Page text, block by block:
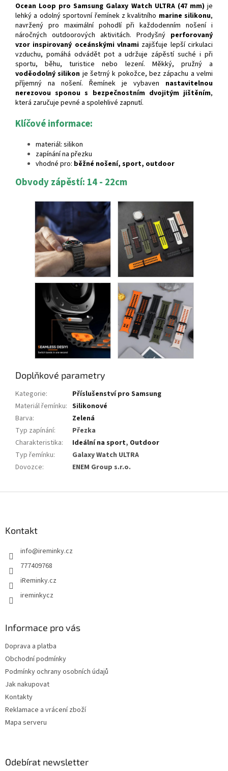
Ocean Loop pro Samsung Galaxy Watch ULTRA (47 mm) je
lehký a odolný sportovní řemínek z kvalitního marine silikonu,
navržený pro maximální pohodlí při každodenním nošení i
náročných outdoorových aktivitách. Prodyšný perforovaný
vzor inspirovaný oceánskými vlnami zajišťuje lepší cirkulaci
vzduchu, pomáhá odvádět pot a udržuje zápěstí suché i při
sportu, běhu, turistice nebo lezení. Měkký, pružný a
voděodolný silikon je šetrný k pokožce, bez zápachu a velmi
příjemný na nošení. Řemínek je vybaven nastavitelnou
nerezovou sponou s bezpečnostním dvojitým jištěním,
která zaručuje pevné a spolehlivé zapnutí.
Klíčové informace:
materiál: silikon
zapínání na přezku
vhodné pro: běžné nošení, sport, outdoor
Obvody zápěstí: 14 - 22cm
Doplňkové parametry
Kategorie:
Příslušenství pro Samsung
Materiál řemínku: Silikonové
Barva:
Zelená
Typ zapínání:
Přezka
Charakteristika: Ideální na sport, Outdoor
Typ řemínku:
Galaxy Watch ULTRA
Dovozce: ENEM Group s.r.o.
Kontakt
info@ireminky.cz
777409768
iReminky.cz
ireminkycz
Informace pro vás
Doprava a platba
Obchodní podmínky
Podmínky ochrany osobních údajů
Jak nakupovat
Kontakty
Reklamace a vrácení zboží
Mapa serveru
Odebírat newsletter